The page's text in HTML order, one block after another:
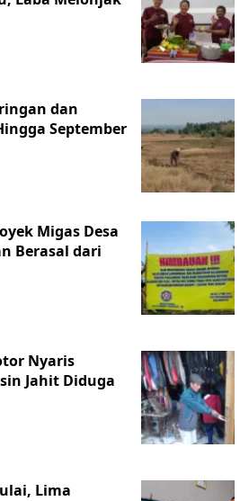
dan
September
Migas Desa
Berasal dari
Nyaris
Jahit Diduga
Lima